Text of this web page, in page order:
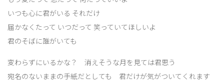
いつも心に君がいる それだけ
届かなくたって いつだって 笑っていてほしいよ
君のそばに誰がいても
変わらずにいるかな？ 消えそうな月を見ては君思う
宛名のないままの手紙だとしても 君だけが気がついてくれます